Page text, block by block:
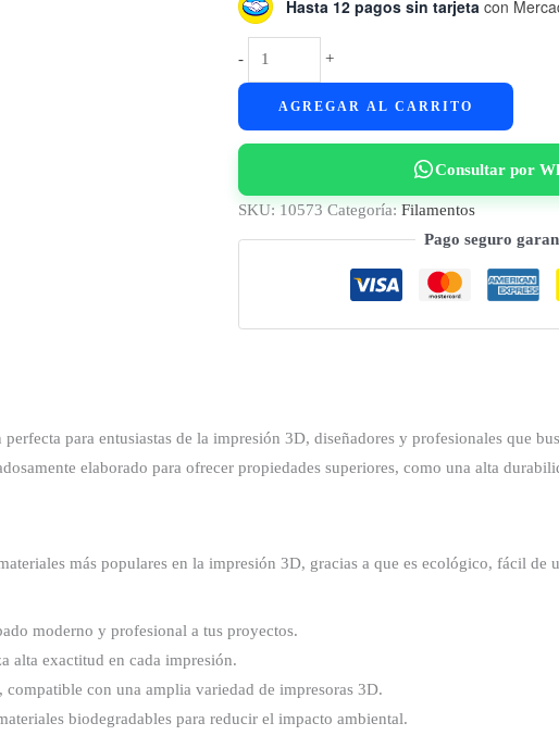
Hasta 12 pagos sin tarjeta con
-
Filamento
PLA+
GST3D
1kg
+
AGREGAR AL CARRITO
Consultar por
SKU: 10573 Categoría: Filamentos
Pago seguro
para entusiastas de la impresión 3D, diseñadores y profesionales que
elaborado para ofrecer propiedades superiores, como una alta
más populares en la impresión 3D, gracias a que es ecológico, fácil de
moderno y profesional a tus proyectos.
alta exactitud en cada impresión.
con una amplia variedad de impresoras 3D.
biodegradables para reducir el impacto ambiental.